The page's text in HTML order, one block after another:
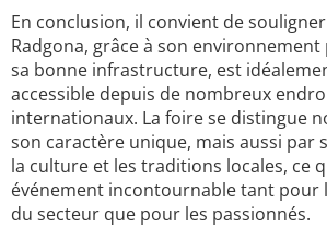
En conclusion, il convient de
Radgona, grâce à son
sa bonne infrastructure, est
accessible depuis de nombreux
internationaux. La foire se distingue
son caractère unique, mais aussi par
la culture et les traditions locales, ce
événement incontournable tant pour
du secteur que pour les passionnés.